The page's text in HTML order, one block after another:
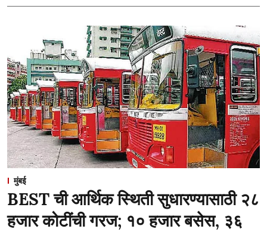
मुंबई
BEST ची आर्थिक स्थिती सुधारण्यासाठी २८
हजार कोटींची गरज; १० हजार बसेस, ३६